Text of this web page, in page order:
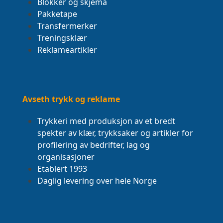
Pakketape
Transfermerker
Treningsklær
Reklameartikler
Avseth trykk og reklame
Trykkeri med produksjon av et bredt
spekter av klær, trykksaker og artikler for
profilering av bedrifter, lag og
organisasjoner
Etablert 1993
Daglig levering over hele Norge